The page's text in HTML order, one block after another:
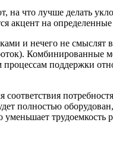
на что лучше делать
акцент на
и нечего не смыслят
Комбинированные
поддержки
полностью